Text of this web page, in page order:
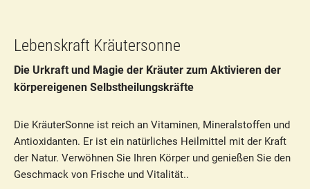
Lebenskraft Kräutersonne
Die Urkraft und Magie der Kräuter zum Aktivieren der
körpereigenen Selbstheilungskräfte
Die KräuterSonne ist reich an Vitaminen, Mineralstoffen und
Antioxidanten. Er ist ein natürliches Heilmittel mit der Kraft
der Natur. Verwöhnen Sie Ihren Körper und genießen Sie den
Geschmack von Frische und Vitalität..